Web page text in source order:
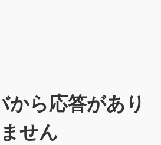
から応答があり
ません